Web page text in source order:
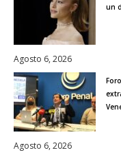
un
Agosto 6, 2026
Agosto 6, 2026